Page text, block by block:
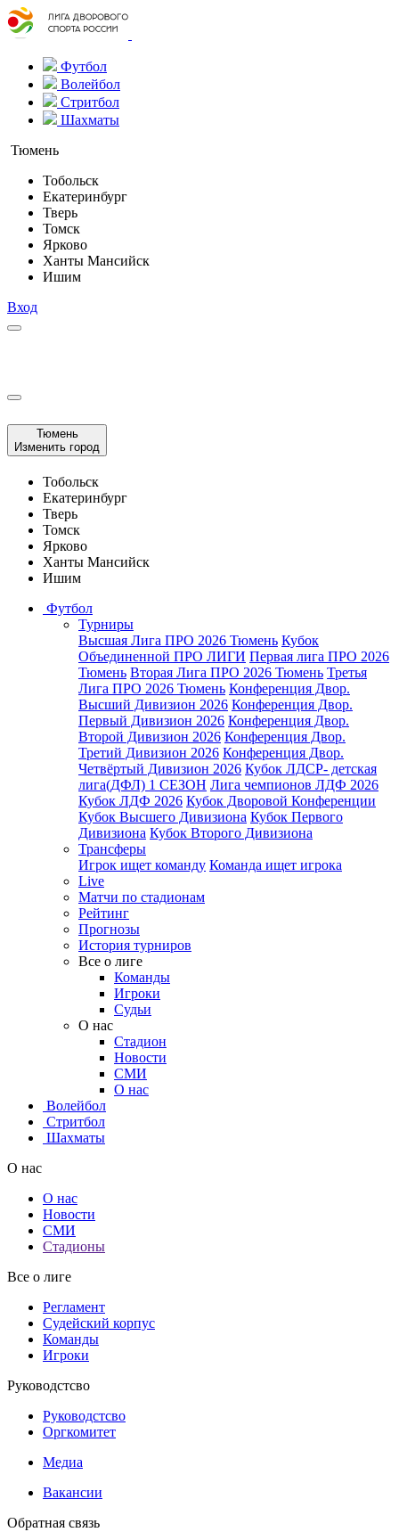
Футбол
Волейбол
Стритбол
Шахматы
Тюмень
Тобольск
Екатеринбург
Тверь
Томск
Ярково
Ханты Мансийск
Ишим
Вход
Тюмень
Изменить город
Тобольск
Екатеринбург
Тверь
Томск
Ярково
Ханты Мансийск
Ишим
Футбол
Турниры
Высшая Лига ПРО 2026 Тюмень Кубок
Объединенной ПРО ЛИГИ Первая лига ПРО 2026
Тюмень Вторая Лига ПРО 2026 Тюмень Третья
Лига ПРО 2026 Тюмень Конференция Двор.
Высший Дивизион 2026 Конференция Двор.
Первый Дивизион 2026 Конференция Двор.
Второй Дивизион 2026 Конференция Двор.
Третий Дивизион 2026 Конференция Двор.
Четвёртый Дивизион 2026 Кубок ЛДСР- детская
лига(ДФЛ) 1 СЕЗОН Лига чемпионов ЛДФ 2026
Кубок ЛДФ 2026 Кубок Дворовой Конференции
Кубок Высшего Дивизиона Кубок Первого
Дивизиона Кубок Второго Дивизиона
Трансферы
Игрок ищет команду Команда ищет игрока
Live
Матчи по стадионам
Рейтинг
Прогнозы
История турниров
Все о лиге
Команды
Игроки
Судьи
О нас
Стадион
Новости
СМИ
О нас
Волейбол
Стритбол
Шахматы
О нас
О нас
Новости
СМИ
Стадионы
Все о лиге
Регламент
Судейский корпус
Команды
Игроки
Руководстсво
Руководстсво
Оргкомитет
Медиа
Вакансии
Обратная связь